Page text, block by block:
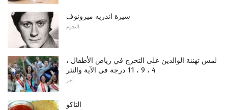
سيرة اندريه ميرونوف
النجوم
لمس تهنئة الوالدين على التخرج في رياض الأطفال ،
4 ، 9 ، 11 درجة في الآية والنثر
آخر
التاكو